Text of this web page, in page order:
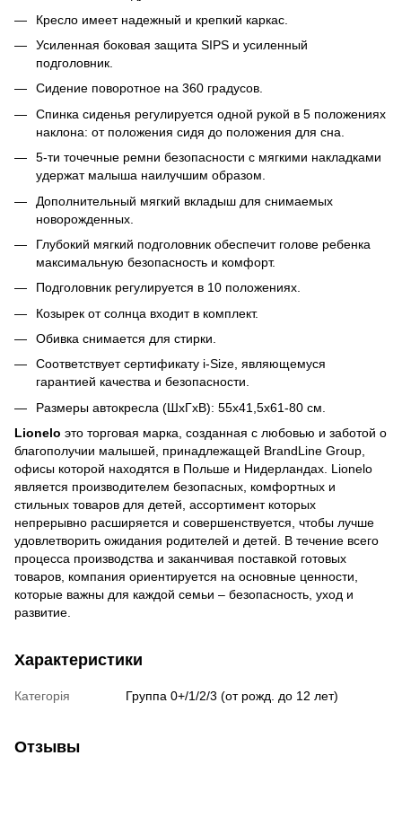
Кресло имеет надежный и крепкий каркас.
Усиленная боковая защита SIPS и усиленный
подголовник.
Сидение поворотное на 360 градусов.
Спинка сиденья регулируется одной рукой в 5 положениях
наклона: от положения сидя до положения для сна.
5-ти точечные ремни безопасности с мягкими накладками
удержат малыша наилучшим образом.
Дополнительный мягкий вкладыш для снимаемых
новорожденных.
Глубокий мягкий подголовник обеспечит голове ребенка
максимальную безопасность и комфорт.
Подголовник регулируется в 10 положениях.
Козырек от солнца входит в комплект.
Обивка снимается для стирки.
Соответствует сертификату i-Size, являющемуся
гарантией качества и безопасности.
Размеры автокресла (ШхГхВ): 55х41,5х61-80 см.
Lionelo это торговая марка, созданная с любовью и заботой о
благополучии малышей, принадлежащей BrandLine Group,
офисы которой находятся в Польше и Нидерландах. Lionelo
является производителем безопасных, комфортных и
стильных товаров для детей, ассортимент которых
непрерывно расширяется и совершенствуется, чтобы лучше
удовлетворить ожидания родителей и детей. В течение всего
процесса производства и заканчивая поставкой готовых
товаров, компания ориентируется на основные ценности,
которые важны для каждой семьи – безопасность, уход и
развитие.
Характеристики
Категорія Группа 0+/1/2/3 (от рожд. до 12 лет)
Отзывы